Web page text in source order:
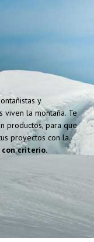
y
viven la montaña. Te
productos, para que
proyectos con la
criterio.